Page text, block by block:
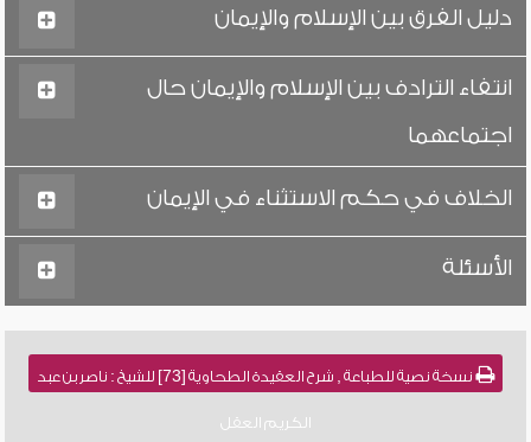
دليل الفرق بين الإسلام والإيمان
انتفاء الترادف بين الإسلام والإيمان حال
اجتماعهما
الخلاف في حكم الاستثناء في الإيمان
الأسئلة
نسخة نصية للطباعة , شرح العقيدة الطحاوية [73] للشيخ : ناصر بن عبد
الكريم العقل